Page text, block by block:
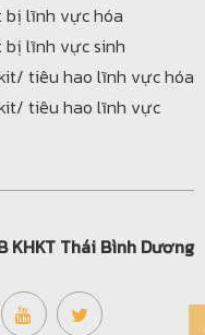
bị lĩnh vực hóa
bị lĩnh vực sinh
tiêu hao lĩnh vực hóa
tiêu hao lĩnh vực
KHKT Thái Bình Dương